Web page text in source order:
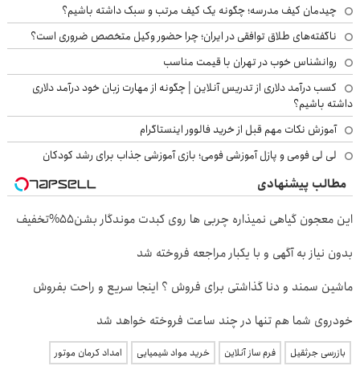
چیدمان کیف مدرسه؛ چگونه یک کیف مرتب و سبک داشته باشیم؟
ناگفته‌های طلاق توافقی در ایران؛ چرا حضور وکیل متخصص ضروری است؟
روانشناس خوب در تهران با قیمت مناسب
کسب درآمد دلاری از تدریس آنلاین | چگونه از مهارت زبان خود درآمد دلاری
داشته باشیم؟
آموزش نکات مهم قبل از خرید فالوور اینستاگرام
لی لی فومی و پازل آموزشی فومی؛ بازی آموزشی جذاب برای رشد کودکان
مطالب پیشنهادی
این معجون گیاهی نمیذاره چربی ها روی کبدت موندگار بشن55%تخفیف
بدون نیاز به آگهی و با یکبار مراجعه فروخته شد
ماشین سمند و دنا گذاشتی برای فروش ؟ اینجا سریع و راحت بفروش
خودروی شما هم تنها در چند ساعت فروخته خواهد شد
بازرسی جرثقیل فرم ساز آنلاین خرید مواد شیمیایی امداد کرمان موتور